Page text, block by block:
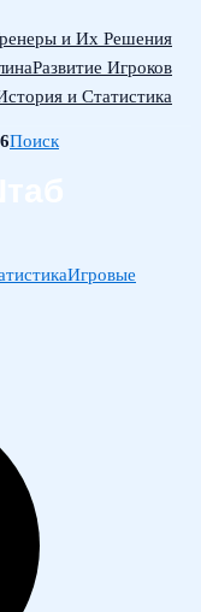
и Их Решения
Развитие Игроков
и Статистика
Поиск
Игровые